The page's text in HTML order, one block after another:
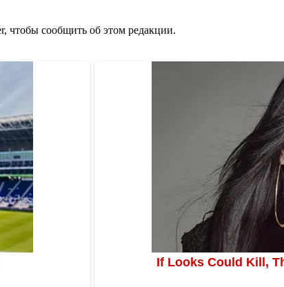
чтобы сообщить об этом редакции.